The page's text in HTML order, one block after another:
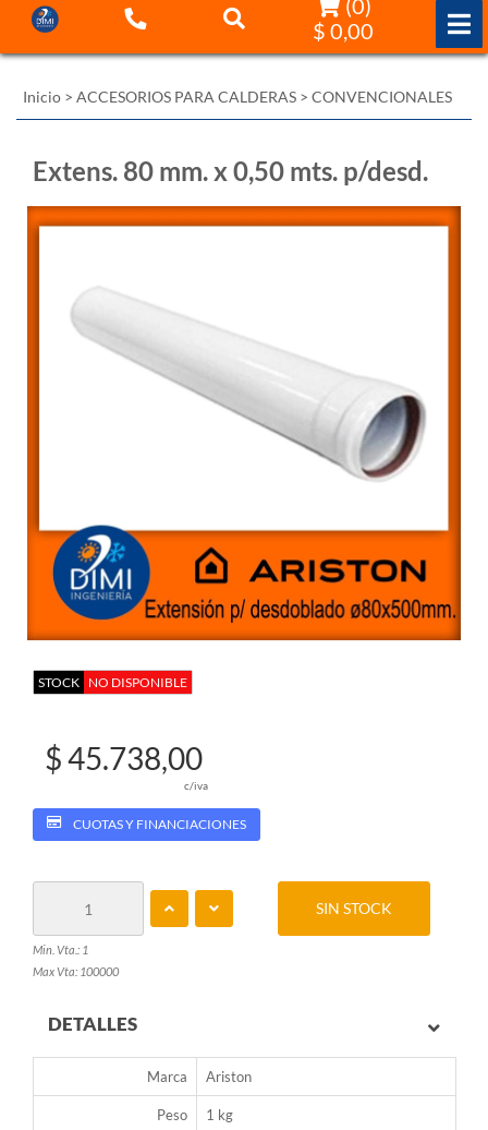
$ 0,00
Inicio > ACCESORIOS PARA CALDERAS > CONVENCIONALES
Extens. 80 mm. x 0,50 mts. p/desd.
STOCK NO DISPONIBLE
$ 45.738,00
c/iva
CUOTAS Y FINANCIACIONES
Min. Vta.: 1
Max Vta: 100000
SIN STOCK
DETALLES
Marca Ariston
Peso 1 kg